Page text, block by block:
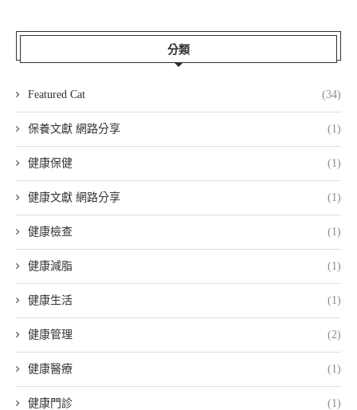
分類
Featured Cat (34)
保養文獻 網路分享 (1)
健康保健 (1)
健康文獻 網路分享 (1)
健康檢查 (1)
健康減脂 (1)
健康生活 (1)
健康管理 (2)
健康醫療 (1)
健康門診 (1)